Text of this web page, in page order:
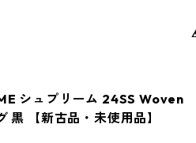
シュプリーム 24SS Woven
【新古品・未使用品】